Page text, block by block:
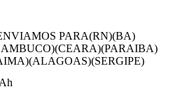
PARA(RN)(BA)